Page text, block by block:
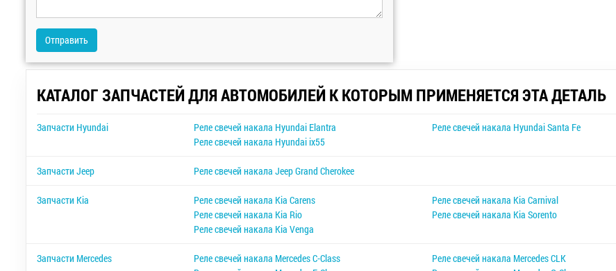
Отправить
КАТАЛОГ ЗАПЧАСТЕЙ ДЛЯ АВТОМОБИЛЕЙ К КОТОРЫМ ПРИМЕНЯЕТСЯ ЭТА ДЕТАЛЬ
Запчасти Hyundai Реле свечей накала Hyundai Elantra Реле свечей накала Hyundai Santa Fe
Реле свечей накала Hyundai ix55
Запчасти Jeep Реле свечей накала Jeep Grand Cherokee
Запчасти Kia Реле свечей накала Kia Carens Реле свечей накала Kia Carnival
Реле свечей накала Kia Rio
Реле свечей накала Kia Sorento
Реле свечей накала Kia Venga
Запчасти Mercedes Реле свечей накала Mercedes C-Class Реле свечей накала Mercedes CLK